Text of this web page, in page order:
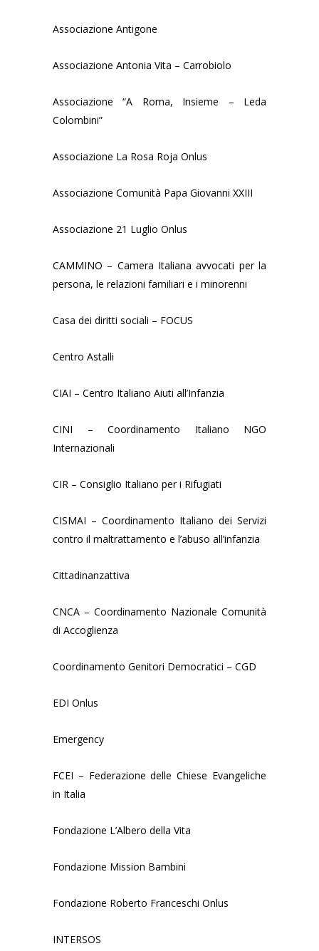
Associazione Antigone
Associazione Antonia Vita – Carrobiolo
Associazione “A Roma, Insieme – Leda
Colombini”
Associazione La Rosa Roja Onlus
Associazione Comunità Papa Giovanni XXIII
Associazione 21 Luglio Onlus
CAMMINO – Camera Italiana avvocati per la
persona, le relazioni familiari e i minorenni
Casa dei diritti sociali – FOCUS
Centro Astalli
CIAI – Centro Italiano Aiuti all’Infanzia
CINI – Coordinamento Italiano NGO
Internazionali
CIR – Consiglio Italiano per i Rifugiati
CISMAI – Coordinamento Italiano dei Servizi
contro il maltrattamento e l’abuso all’infanzia
Cittadinanzattiva
CNCA – Coordinamento Nazionale Comunità
di Accoglienza
Coordinamento Genitori Democratici – CGD
EDI Onlus
Emergency
FCEI – Federazione delle Chiese Evangeliche
in Italia
Fondazione L’Albero della Vita
Fondazione Mission Bambini
Fondazione Roberto Franceschi Onlus
INTERSOS